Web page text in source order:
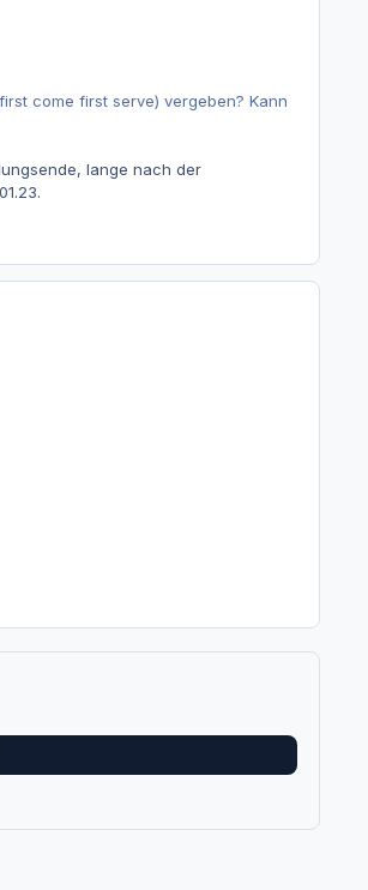
come first serve) vergeben? Kann
lange nach der